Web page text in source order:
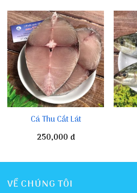
Cá Thu Cắt Lát
250,000 đ
VỀ CHÚNG TÔI